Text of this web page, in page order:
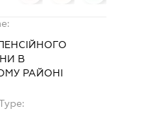
В
РАЙОНІ